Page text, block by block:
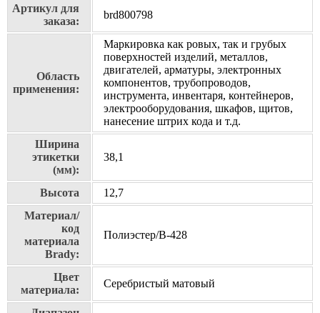
Артикул для
заказа:
brd800798
Область
применения:
Маркировка как ровых, так и грубых
поверхностей изделий, металлов,
двигателей, арматуры, электронных
компонентов, трубопроводов,
инструмента, инвентаря, контейнеров,
электрооборудования, шкафов, щитов,
нанесение штрих кода и т.д.
Ширина
этикетки
(мм):
38,1
Высота
12,7
Материал/
код
материала
Brady:
Полиэстер/В-428
Цвет
материала:
Серебристый матовый